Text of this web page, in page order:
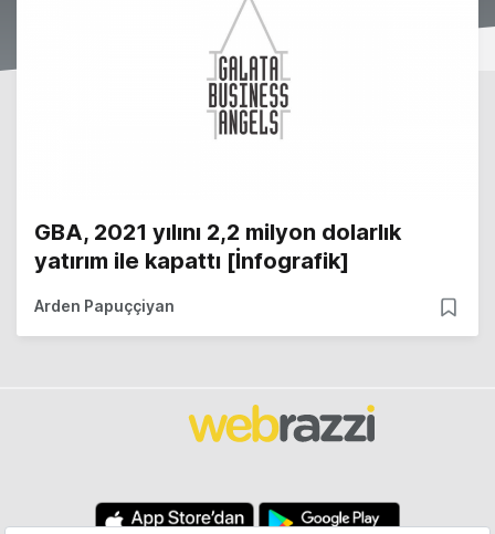
GBA, 2021 yılını 2,2 milyon dolarlık
yatırım ile kapattı [İnfografik]
Arden Papuççiyan